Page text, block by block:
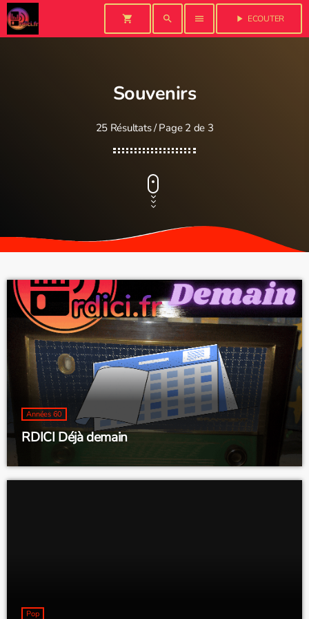
shopping_cart search menu play_arrow ECOUTER
Souvenirs
25 Résultats / Page 2 de 3
Années 60
RDICI Déjà demain
Pop